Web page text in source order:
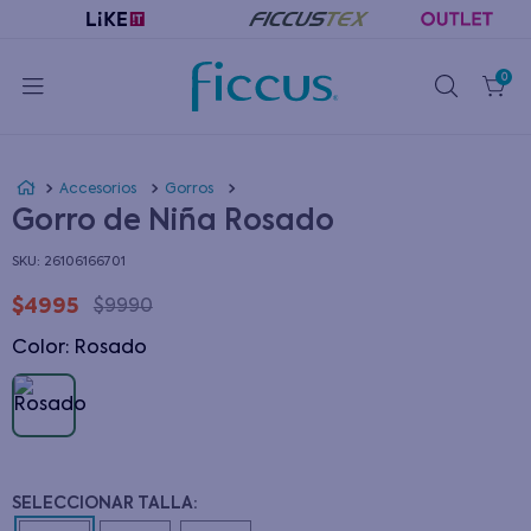
0
Accesorios Gorros
Gorro de Niña Rosado
: 26106166701
$4995 $9990
Color: rosado